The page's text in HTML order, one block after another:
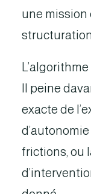
une mission
structuration.
Il peine
exacte de
frictions, ou